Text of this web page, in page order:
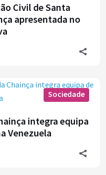
Civil de Santa
apresentada no
Sociedade
integra equipa
Venezuela